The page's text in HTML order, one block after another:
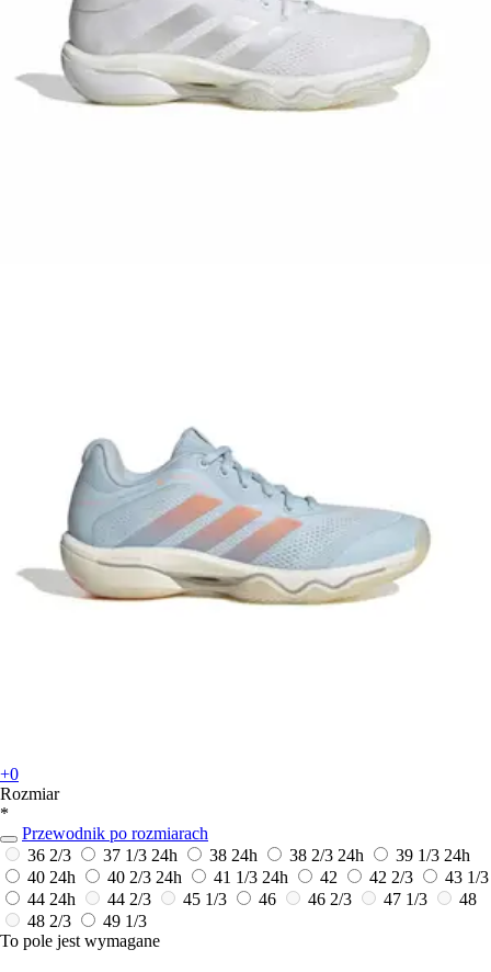
+0
Rozmiar
*
Przewodnik po rozmiarach
36 2/3
37 1/3 24h 38 24h 38 2/3 24h 39 1/3 24h
40 24h 40 2/3 24h 41 1/3 24h 42 42 2/3
43 1/3
44 24h 44 2/3 45 1/3 46 46 2/3 47 1/3
48
48 2/3
49 1/3
To pole jest wymagane